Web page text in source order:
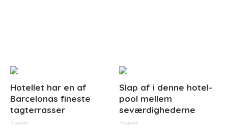
Hotellet har en af
Barcelonas fineste
tagterrasser
Sponset
Slap af i denne hotel-
pool mellem
seværdighederne
Sponset